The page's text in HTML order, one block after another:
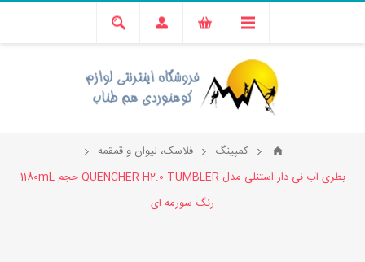
کمپینگ
فلاسک، لیوان و قمقمه
بطری آب نی دار استنلی مدل QUENCHER H2.0 TUMBLER حجم 1180mL
رنگ سورمه ای